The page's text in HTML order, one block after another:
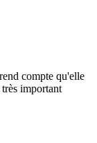
compte qu'elle
très important